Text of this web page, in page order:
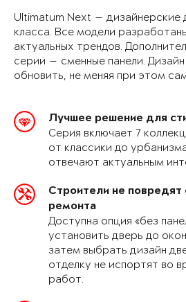
Ultimatum Next —
класса. Все модели
актуальных трендов.
серии — сменные панели.
обновить, не меняя при этом
Лучшее решение для
Серия включает 7
от классики до
отвечают актуальным
Строители не повредят
ремонта
Доступна опция «без
установить дверь до
затем выбрать дизайн
отделку не испортят во
работ.